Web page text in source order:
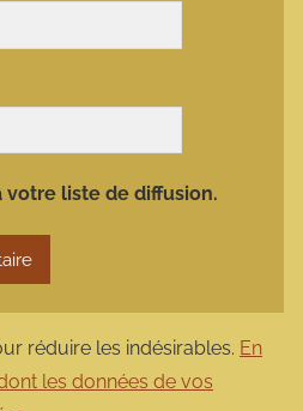
votre liste de diffusion.
réduire les indésirables. En
les données de vos